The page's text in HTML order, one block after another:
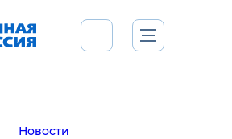
Новости